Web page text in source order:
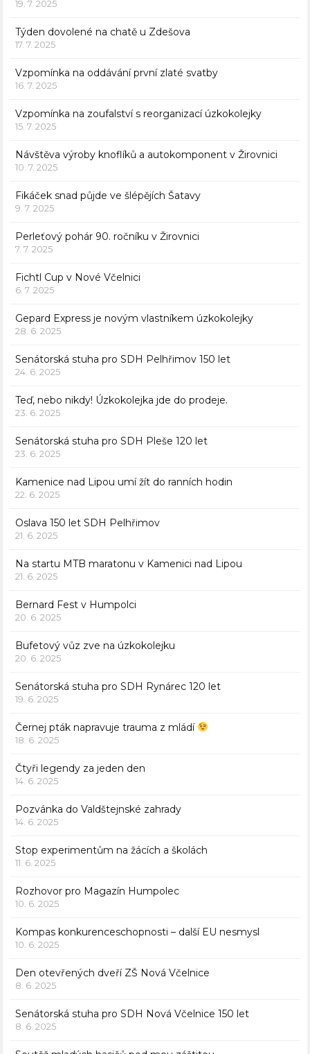
19. 7. 2025
Týden dovolené na chatě u Zdešova
17. 7. 2025
Vzpomínka na oddávání první zlaté svatby
16. 7. 2025
Vzpomínka na zoufalství s reorganizací úzkokolejky
15. 7. 2025
Návštěva výroby knoflíků a autokomponent v Žirovnici
10. 7. 2025
Fikáček snad půjde ve šlépějích Šatavy
9. 7. 2025
Perleťový pohár 90. ročníku v Žirovnici
7. 7. 2025
Fichtl Cup v Nové Včelnici
6. 7. 2025
Gepard Express je novým vlastníkem úzkokolejky
28. 6. 2025
Senátorská stuha pro SDH Pelhřimov 150 let
24. 6. 2025
Teď, nebo nikdy! Úzkokolejka jde do prodeje.
23. 6. 2025
Senátorská stuha pro SDH Pleše 120 let
23. 6. 2025
Kamenice nad Lipou umí žít do ranních hodin
22. 6. 2025
Oslava 150 let SDH Pelhřimov
21. 6. 2025
Na startu MTB maratonu v Kamenici nad Lipou
21. 6. 2025
Bernard Fest v Humpolci
20. 6. 2025
Bufetový vůz zve na úzkokolejku
20. 6. 2025
Senátorská stuha pro SDH Rynárec 120 let
19. 6. 2025
Černej pták napravuje trauma z mládí
18. 6. 2025
Čtyři legendy za jeden den
14. 6. 2025
Pozvánka do Valdštejnské zahrady
14. 6. 2025
Stop experimentům na žácích a školách
11. 6. 2025
Rozhovor pro Magazín Humpolec
10. 6. 2025
Kompas konkurenceschopnosti – další EU nesmysl
10. 6. 2025
Den otevřených dveří ZŠ Nová Včelnice
8. 6. 2025
Senátorská stuha pro SDH Nová Včelnice 150 let
8. 6. 2025